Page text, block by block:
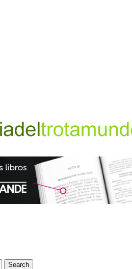
Search